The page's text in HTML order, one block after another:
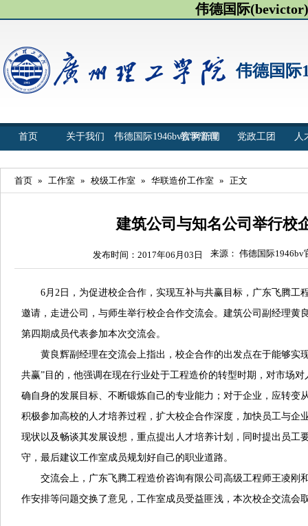
伟德国际
伟德国际
首页 关于我们 伟德国际1946bv官网新闻
教学管理 党政工团 人
首页 » 工作室 » 校级工作室 » 华联造价工作室 » 正文
建筑公司与知名公司举行校
发布时间：2017年06月03日 来源： 伟德国际1946bv
6月2日，为促进校企合作，实现互补与共赢目标，广东飞腾工
邀请，走进公司，与师生举行校企合作交流会。建筑公司副经理黄
第四期成员代表参加本次交流会。
黄良辉副经理在交流会上指出，校企合作的出发点在于能够实
共赢”目的，他强调在现在行业处于工程造价的转型时期，对市场
确自身的发展目标、不断锻炼自己的专业能力；对于企业，应转变
积极参加高校的人才培养过程，扩大校企合作深度，加快员工与企
现状以及畅谈其发展设想，重点提出人才培养计划，同时提出员工
守，最后建议工作室成员规划好自己的职业道路。
交流会上，广东飞腾工程造价咨询有限公司高级工程师王凌刚
作安排等问题交换了意见，工作室成员受益匪浅，本次校企交流会